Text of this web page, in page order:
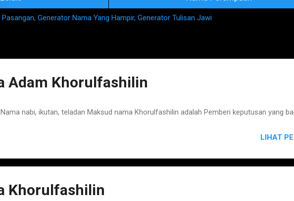
, Generator Nama Yang Hampir, Generator Tulisan Jawi
Adam Khorulfashilin
nabi, ikutan, teladan Maksud nama Khorulfashilin adalah Pemberi keputusan yang
LIHAT
Khorulfashilin